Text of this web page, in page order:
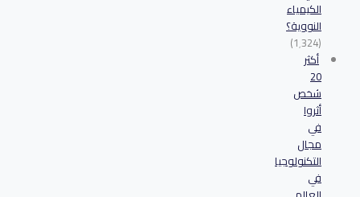
الكيمياء
النووية؟
(1٬324)
أكثر
20
شخص
أثروا
في
مجال
التكنولوجيا
في